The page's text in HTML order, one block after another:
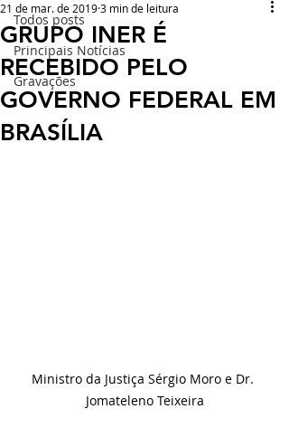
Todos posts
Principais Notícias
Gravações
GRUPO INER É
RECEBIDO PELO
GOVERNO FEDERAL EM
BRASÍLIA
21 de mar. de 20193 min de leitura
Ministro da Justiça Sérgio Moro e Dr.
Jomateleno Teixeira